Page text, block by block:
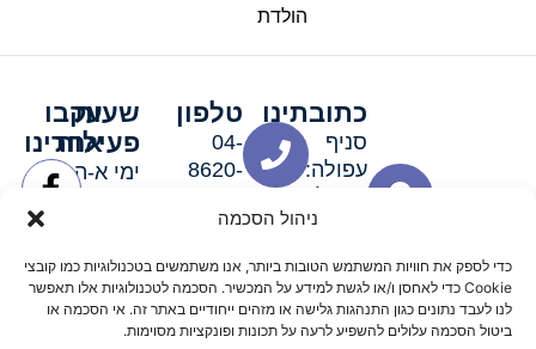
ניהול הסכמה
כדי לספק את חוויות המשתמש הטובות ביותר, אנו משתמשים בטכנולוגיות כמו קובצי
Cookie כדי לאחסן ו/או לגשת למידע על המכשיר. הסכמה לטכנולוגיות אלו תאפשר
לנו לעבד נתונים כגון התנהגות גלישה או מזהים ייחודיים באתר זה. אי הסכמה או
ביטול הסכמה עלולים להשפיע לרעה על תכונות ופונקציות מסוימות.
הולדת
כתובתינו
סניף
עפולה:
סניף מגדל
האלה 19
טלפון
04-
8620-
שעות
פעילות
ימי א-ה:
ימי שישי
וערבי חג:
8:30-
15:00
עקבו
אחרינו